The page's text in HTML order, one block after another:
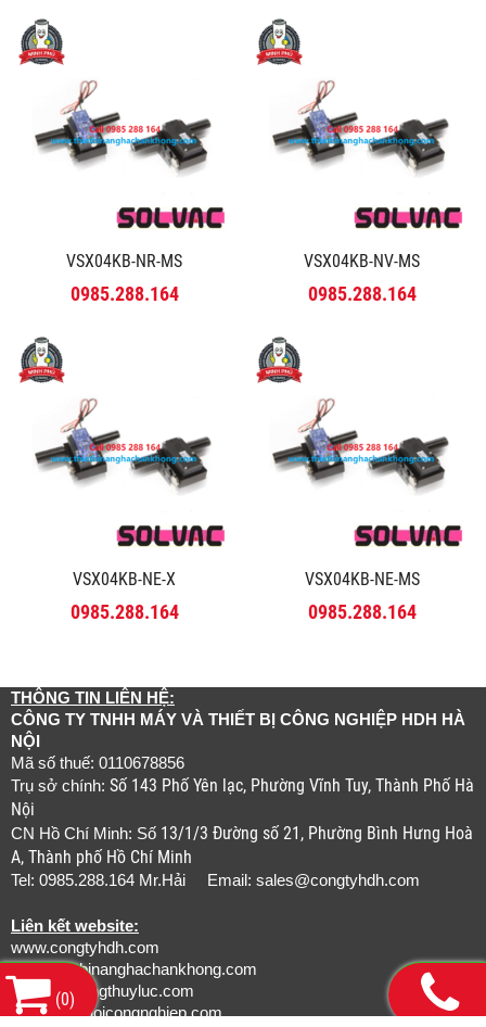
VSX04KB-NR-MS
0985.288.164
VSX04KB-NV-MS
0985.288.164
VSX04KB-NE-X
0985.288.164
VSX04KB-NE-MS
0985.288.164
THÔNG TIN LIÊN HỆ:
CÔNG TY TNHH MÁY VÀ THIẾT BỊ CÔNG NGHIỆP HDH HÀ
NỘI
Mã số thuế: 0110678856
Trụ sở chính: Số 143 Phố Yên lạc, Phường Vĩnh Tuy, Thành Phố Hà
Nội
CN Hồ Chí Minh: Số 13/1/3 Đường số 21, Phường Bình Hưng Hoà
A, Thành phố Hồ Chí Minh
Tel: 0985.288.164 Mr.Hải Email: sales@congtyhdh.com
Liên kết website:
www.congtyhdh.com
www.thietbinanghachankhong.com
www.bamongthuyluc.com
www.khopnoicongnghiep.com
(0)